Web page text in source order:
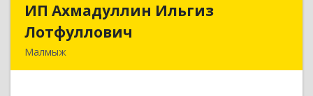
ИП Ахмадуллин Ильгиз
Лотфуллович
Малмыж
ИП Ахмадуллин Ильгиз